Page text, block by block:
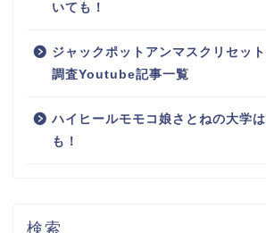
いても！
ジャックポットアンマスクリセッ
調査Youtube記事一覧
ハイヒールモモコ娘さとねの大学
も！
検索